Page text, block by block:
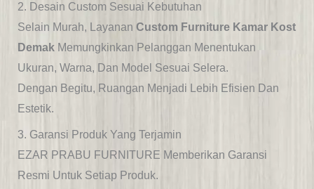
2. Desain Custom Sesuai Kebutuhan
Selain Murah, Layanan Custom Furniture Kamar Kost
DemakMemungkinkan Pelanggan Menentukan
Ukuran, Warna, Dan Model Sesuai Selera.
Dengan Begitu, Ruangan Menjadi Lebih Efisien Dan
Estetik.
3. Garansi Produk Yang Terjamin
EZAR PRABU FURNITURE Memberikan Garansi
Resmi Untuk Setiap Produk.